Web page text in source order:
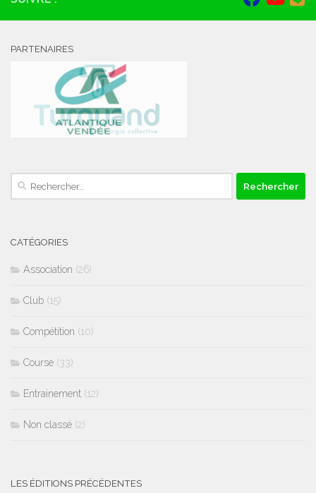
PARTENAIRES
Rechercher :
CATÉGORIES
Association (26)
Club (15)
Compétition (10)
Course (33)
Entrainement (12)
Non classé (2)
LES ÉDITIONS PRÉCÉDENTES